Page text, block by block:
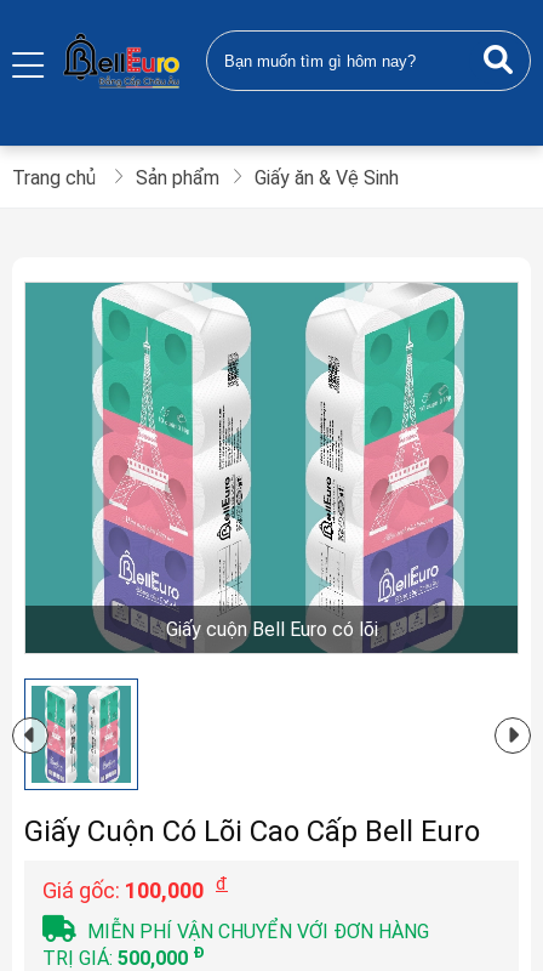
Trang chủ Sản phẩm Giấy ăn & Vệ Sinh
Giấy cuộn Bell Euro có lõi
Giấy Cuộn Có Lõi Cao Cấp Bell Euro
Giá gốc: 100,000 đ
MIỄN PHÍ VẬN CHUYỂN VỚI ĐƠN HÀNG
TRỊ GIÁ: 500,000 Đ